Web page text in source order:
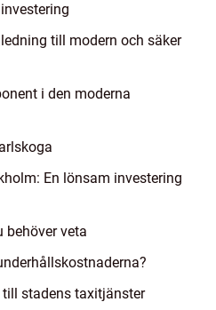
till modern och säker
i den moderna
En lönsam investering
behöver veta
till stadens taxitjänster